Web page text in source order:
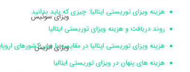
ویزای سوئیس
ویزای اتریش
هزینه ویزای توریستی ایتالیا: چیزی که باید بدانید
روند دریافت و هزینه ویزای توریستی ایتالیا
هزینه ویزای توریستی ایتالیا در مقایسه با سایر کشورهای
هزینه های پنهان در ویزای توریستی ایتالیا